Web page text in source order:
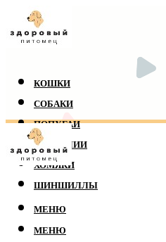
КОШКИ
СОБАКИ
ПОПУГАИ
РЕПТИЛИИ
ХОМЯКИ
ШИНШИЛЛЫ
МЕНЮ
МЕНЮ